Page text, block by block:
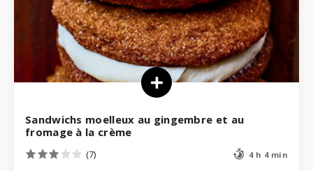
Sandwichs moelleux au gingembre et au
fromage à la crème
(7) 4 h 4 min